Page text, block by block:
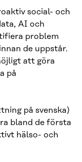
social- och
AI och
problem
de uppstår.
att göra
på
på svenska)
bland de första
hälso- och